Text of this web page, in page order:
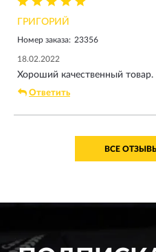
ГРИГОРИЙ
Номер заказа: 23356
18.02.2022
Хороший качественный товар.
Ответить
ВСЕ